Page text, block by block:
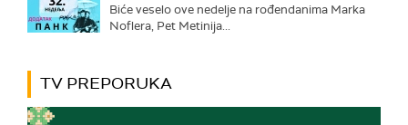
Biće veselo ove nedelje na rođendanima Marka
Noflera, Pet Metinija...
TV PREPORUKA